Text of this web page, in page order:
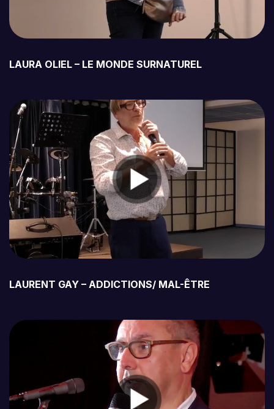
LAURA OLIEL – LE MONDE SURNATUREL
LAURENT GAY – ADDICTIONS/ MAL-ÊTRE